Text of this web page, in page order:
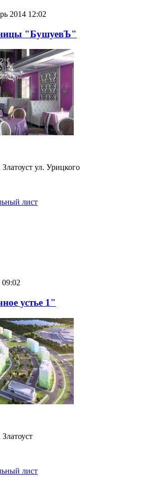
2014 12:02
"БушуевЪ"
Златоуст ул. Урицкого
лист
09:02
устье 1"
лист